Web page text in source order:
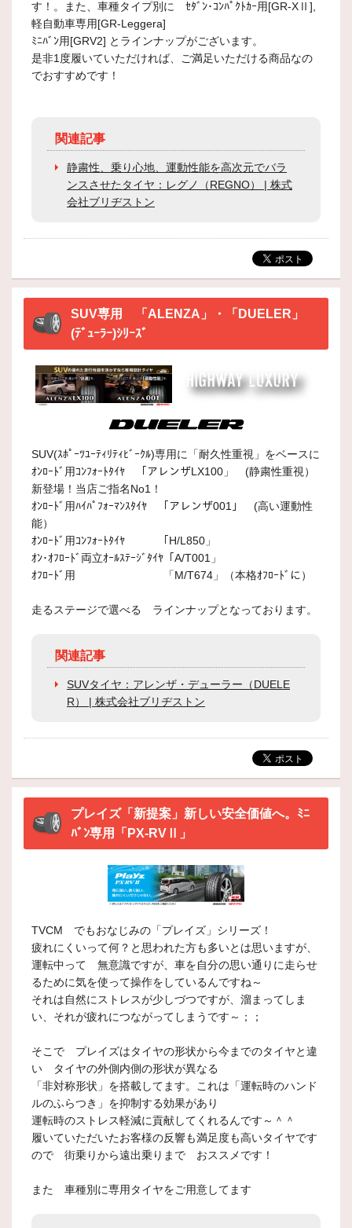
す！。また、車種タイプ別に ｾﾀﾞﾝ･ｺﾝﾊﾟｸﾄｶｰ用[GR-XⅡ],
軽自動車専用[GR-Leggera]
ﾐﾆﾊﾞﾝ用[GRV2] とラインナップがございます。
是非1度履いていただければ、ご満足いただける商品なの
でおすすめです！
関連記事
静粛性、乗り心地、運動性能を高次元でバラ
ンスさせたタイヤ：レグノ（REGNO） | 株式
会社ブリヂストン
SUV専用 「ALENZA」・「DUELER」
(ﾃﾞｭｰﾗｰ)ｼﾘｰｽﾞ
SUV(ｽﾎﾟｰﾂﾕｰﾃｨﾘﾃｨﾋﾞｰｸﾙ)専用に「耐久性重視」をベースに
ｵﾝﾛｰﾄﾞ用ｺﾝﾌｫｰﾄﾀｲﾔ 「アレンザLX100」 (静粛性重視）
新登場！当店ご指名No1！
ｵﾝﾛｰﾄﾞ用ﾊｲﾊﾟﾌｫｰﾏﾝｽﾀｲﾔ 「アレンザ001」 (高い運動性
能）
ｵﾝﾛｰﾄﾞ用ｺﾝﾌｫｰﾄﾀｲﾔ 「H/L850」
ｵﾝ･ｵﾌﾛｰﾄﾞ両立ｵｰﾙｽﾃｰｼﾞﾀｲﾔ「A/T001」
ｵﾌﾛｰﾄﾞ用 「M/T674」（本格ｵﾌﾛｰﾄﾞに）
走るステージで選べる ラインナップとなっております。
関連記事
SUVタイヤ：アレンザ・デューラー（DUELE
R） | 株式会社ブリヂストン
プレイズ「新提案」新しい安全価値へ。ﾐﾆ
ﾊﾞﾝ専用「PX-RVⅡ」
TVCM でもおなじみの「プレイズ」シリーズ！
疲れにくいって何？と思われた方も多いとは思いますが、
運転中って 無意識ですが、車を自分の思い通りに走らせ
るために気を使って操作をしているんですね～
それは自然にストレスが少しづつですが、溜まってしま
い、それが疲れにつながってしまうです～；；
そこで プレイズはタイヤの形状から今までのタイヤと違
い タイヤの外側内側の形状が異なる
「非対称形状」を搭載してます。これは「運転時のハンド
ルのふらつき」を抑制する効果があり
運転時のストレス軽減に貢献してくれるんです～＾＾
履いていただいたお客様の反響も満足度も高いタイヤです
ので 街乗りから遠出乗りまで おススメです！
また 車種別に専用タイヤをご用意してます